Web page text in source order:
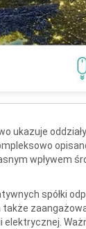
ukazuje
wpływem
spółki